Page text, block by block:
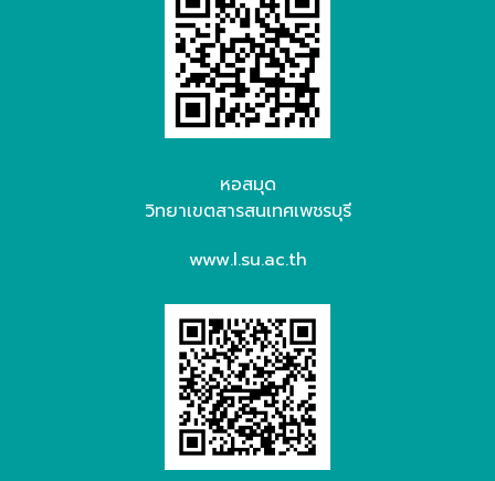
หอสมุด
วิทยาเขตสารสนเทศเพชรบุรี
www.l.su.ac.th